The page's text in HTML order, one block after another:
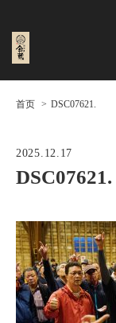
首页 DSC07621.
2025.12.17
DSC07621.